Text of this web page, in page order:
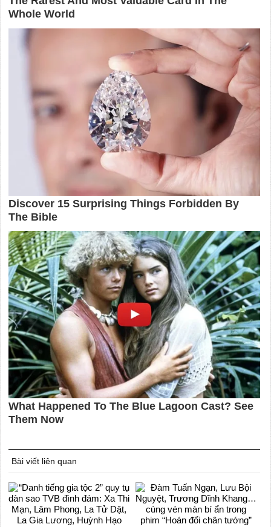
Bài viết liên quan